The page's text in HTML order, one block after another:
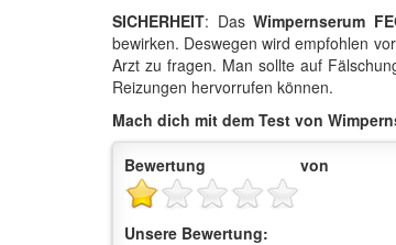
SICHERHEIT: Das Wimpernserum
bewirken. Deswegen wird empfohlen
Arzt zu fragen. Man sollte auf
Reizungen hervorrufen können.
Mach dich mit dem Test von
Bewertung von
Unsere Bewertung: